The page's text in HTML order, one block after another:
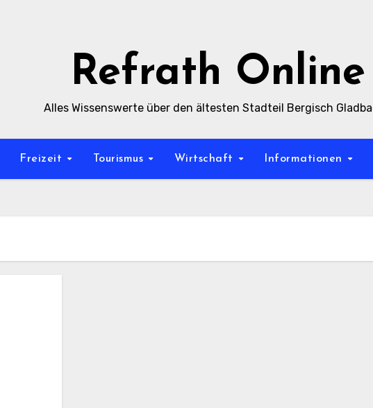
Refrath Online
Alles Wissenswerte über den ältesten Stadteil Bergisch
Freizeit Tourismus Wirtschaft Informationen